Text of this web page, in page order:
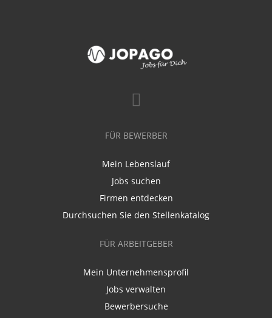
FÜR BEWERBER
Mein Lebenslauf
Jobs suchen
Firmen entdecken
Durchsuchen Sie den Stellenkatalog
FÜR ARBEITGEBER
Mein Unternehmensprofil
Jobs verwalten
Bewerbersuche